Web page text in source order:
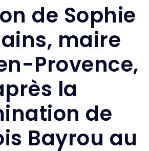
de Sophie
maire
Provence,
la
de
Bayrou au